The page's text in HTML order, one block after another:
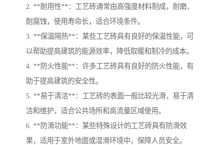
2. **耐用性**：工艺砖通常由高强度材料制成，耐磨、
耐腐蚀，使用寿命长，适合环境条件。
3. **保温隔热**：某些工艺砖具有良好的保温性能，可
以帮助提高建筑的能源效率，降低取暖和制冷的成本。
4. **防火性能**：许多工艺砖具有良好的防火性能，有
助于提高建筑的安全性。
5. **易于清洁**：工艺砖的表面一般比较光滑，易于清
洁和维护，适合公共场所和高流量区域使用。
6. **防滑功能**：某些特殊设计的工艺砖具有防滑效
果，适用于室外地面或湿滑环境中，保障人员安全。